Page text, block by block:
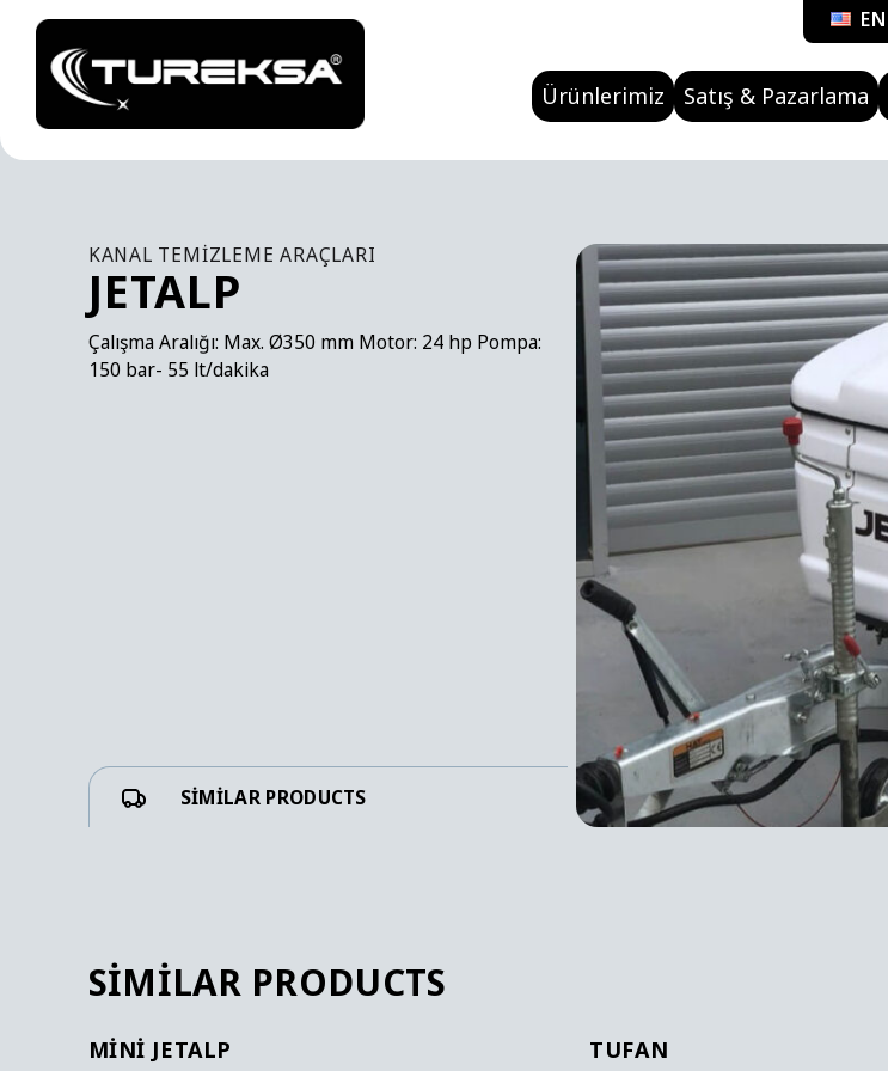
EN
Ürünlerimiz Satış & Pazarlama
KANAL TEMIZLEME ARAÇLARI
JETALP
Çalışma Aralığı: Max. Ø350 mm Motor: 24 hp Pompa:
150 bar- 55 lt/dakika
SIMILAR PRODUCTS
SIMILAR PRODUCTS
MINI JETALP TUFAN